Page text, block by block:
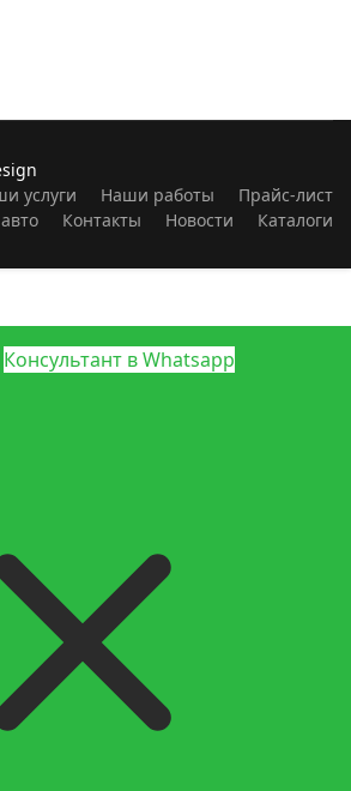
услуги Наши работы
Прайс-лист
Контакты Новости Каталоги
Консультант в Whatsapp